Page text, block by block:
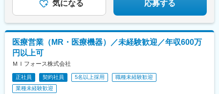
気になる 応募する
医療営業（MR・医療機器）／未経験歓迎／年収600万
円以上可
ＭＩフォース株式会社
正社員 契約社員 5名以上採用
職種未経験歓迎
業種未経験歓迎